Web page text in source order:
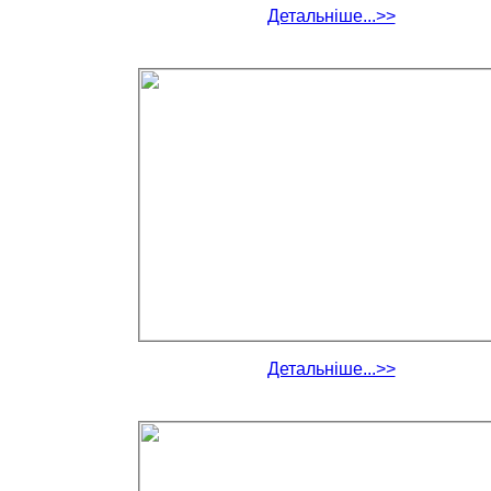
Детальніше...>>
Детальніше...>>